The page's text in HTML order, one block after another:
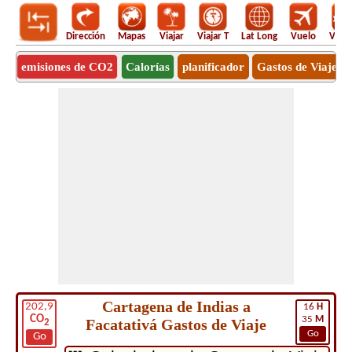
Dirección Mapas Viajar Viajar T Lat Long Vuelo
emisiones de CO2 Calorías planificador Gastos de Viaje
202,9
CO2
Go
16 H
35 M
Go
Cartagena de Indias a
Facatativá Gastos de Viaje